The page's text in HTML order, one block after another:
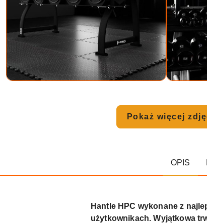
Pokaż więcej
OPIS
Hantle HPC wykonane z
użytkownikach. Wyjątkowa